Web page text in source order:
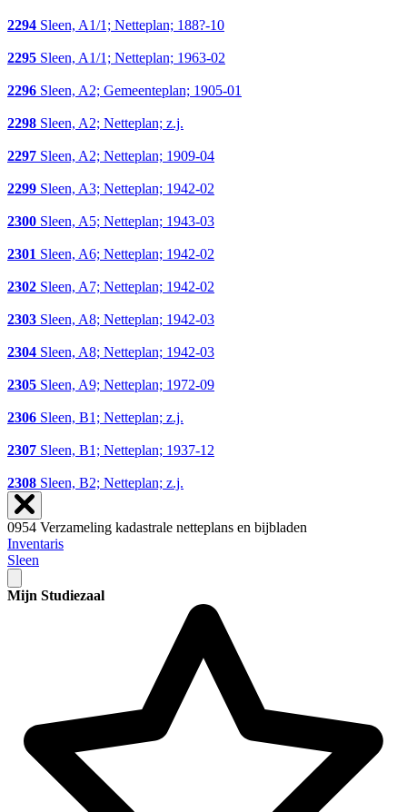
2294 Sleen, A1/1; Netteplan; 188?-10
2295 Sleen, A1/1; Netteplan; 1963-02
2296 Sleen, A2; Gemeenteplan; 1905-01
2298 Sleen, A2; Netteplan; z.j.
2297 Sleen, A2; Netteplan; 1909-04
2299 Sleen, A3; Netteplan; 1942-02
2300 Sleen, A5; Netteplan; 1943-03
2301 Sleen, A6; Netteplan; 1942-02
2302 Sleen, A7; Netteplan; 1942-02
2303 Sleen, A8; Netteplan; 1942-03
2304 Sleen, A8; Netteplan; 1942-03
2305 Sleen, A9; Netteplan; 1972-09
2306 Sleen, B1; Netteplan; z.j.
2307 Sleen, B1; Netteplan; 1937-12
2308 Sleen, B2; Netteplan; z.j.
0954 Verzameling kadastrale netteplans en bijbladen
Inventaris
Sleen
Mijn Studiezaal